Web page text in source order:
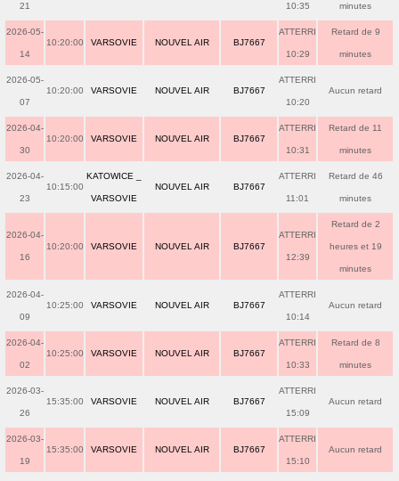
21 10:35 minutes
2026-05-
14
10:20:00 VARSOVIE NOUVEL AIR BJ7667
ATTERRI
10:29
Retard de 9
minutes
2026-05-
07
10:20:00 VARSOVIE NOUVEL AIR BJ7667
ATTERRI
10:20
Aucun retard
2026-04-
30
10:20:00 VARSOVIE NOUVEL AIR BJ7667
ATTERRI
10:31
Retard de 11
minutes
2026-04-
23
10:15:00
KATOWICE _
VARSOVIE
NOUVEL AIR BJ7667
ATTERRI
11:01
Retard de 46
minutes
2026-04-
16
10:20:00 VARSOVIE NOUVEL AIR BJ7667
ATTERRI
12:39
Retard de 2
heures et 19
minutes
2026-04-
09
10:25:00 VARSOVIE NOUVEL AIR BJ7667
ATTERRI
10:14
Aucun retard
2026-04-
02
10:25:00 VARSOVIE NOUVEL AIR BJ7667
ATTERRI
10:33
Retard de 8
minutes
2026-03-
26
15:35:00 VARSOVIE NOUVEL AIR BJ7667
ATTERRI
15:09
Aucun retard
2026-03-
19
15:35:00 VARSOVIE NOUVEL AIR BJ7667
ATTERRI
15:10
Aucun retard